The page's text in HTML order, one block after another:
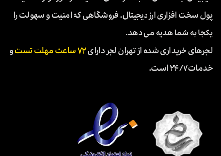
پول سخت افزاری ارز دیجیتال. فروشگاهی که امنیت و سهولت را
یکجا به شما هدیه می دهد.
لجرهای خریداری شده از تهران لجر دارای۷۲ ساعت مهلت تست
و
خدمات ۲۴/۷ است.